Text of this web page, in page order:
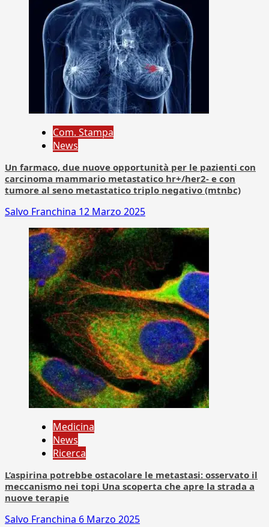
Com. Stampa
News
Un farmaco, due nuove opportunità per le pazienti con
carcinoma mammario metastatico hr+/her2- e con
tumore al seno metastatico triplo negativo (mtnbc)
Salvo Franchina 12 Marzo 2025
Medicina
News
Ricerca
L’aspirina potrebbe ostacolare le metastasi: osservato il
meccanismo nei topi Una scoperta che apre la strada a
nuove terapie
Salvo Franchina 6 Marzo 2025